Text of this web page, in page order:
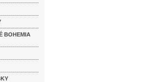
BOHEMIA